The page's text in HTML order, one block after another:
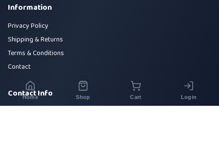
Information
Privacy Policy
Shipping & Returns
Terms & Conditions
Contact
Contact Info
Home Shop Cart Login